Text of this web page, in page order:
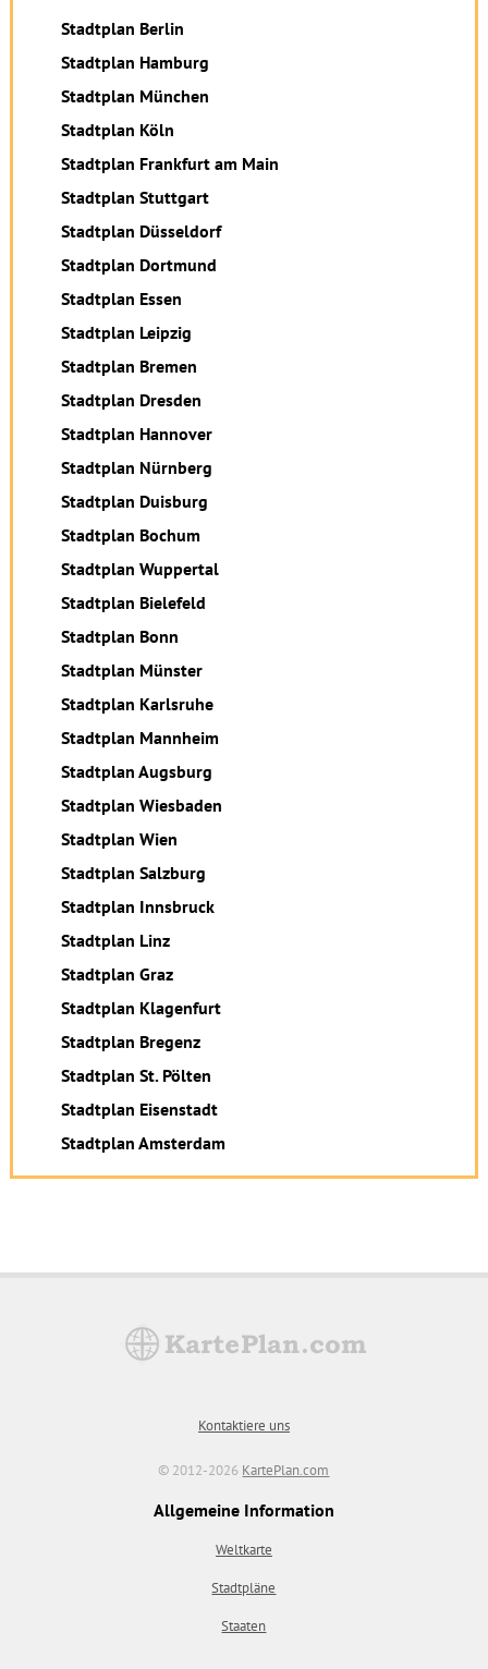
Stadtplan Berlin
Stadtplan Hamburg
Stadtplan München
Stadtplan Köln
Stadtplan Frankfurt am Main
Stadtplan Stuttgart
Stadtplan Düsseldorf
Stadtplan Dortmund
Stadtplan Essen
Stadtplan Leipzig
Stadtplan Bremen
Stadtplan Dresden
Stadtplan Hannover
Stadtplan Nürnberg
Stadtplan Duisburg
Stadtplan Bochum
Stadtplan Wuppertal
Stadtplan Bielefeld
Stadtplan Bonn
Stadtplan Münster
Stadtplan Karlsruhe
Stadtplan Mannheim
Stadtplan Augsburg
Stadtplan Wiesbaden
Stadtplan Wien
Stadtplan Salzburg
Stadtplan Innsbruck
Stadtplan Linz
Stadtplan Graz
Stadtplan Klagenfurt
Stadtplan Bregenz
Stadtplan St. Pölten
Stadtplan Eisenstadt
Stadtplan Amsterdam
Kontaktiere uns
© 2012-2026 KartePlan.com
Allgemeine Information
Weltkarte
Stadtpläne
Staaten